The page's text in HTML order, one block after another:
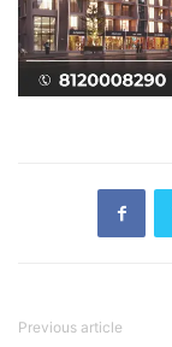
Previous article